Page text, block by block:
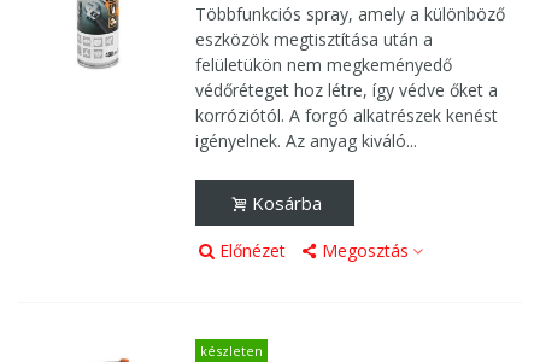
Többfunkciós spray, amely a különböző
eszközök megtisztítása után a
felületükön nem megkeményedő
védőréteget hoz létre, így védve őket a
korróziótól. A forgó alkatrészek kenést
igényelnek. Az anyag kiváló...
Kosárba
Előnézet Megosztás
készleten